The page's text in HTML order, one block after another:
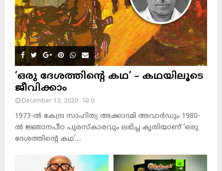
‘ഒരു ദേശത്തിന്റെ കഥ’ – കഥയിലൂടെ
ജീവിക്കാം
December 13, 2020 0
1973-ല്‍ കേന്ദ്ര സാഹിത്യ അക്കാദമി അവാര്‍ഡും 1980-
ല്‍ ജ്ഞാനപീഠ പുരസ്‌കാരവും ലഭിച്ച കൃതിയാണ് ‘ഒരു
ദേശത്തിന്റെ കഥ’....